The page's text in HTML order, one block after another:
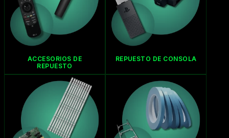
ACCESORIOS DE
REPUESTO
REPUESTO DE CONSOLA